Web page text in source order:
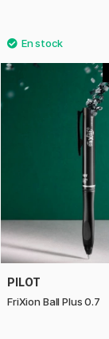
PILOT
FriXion Ball Plus 0.7